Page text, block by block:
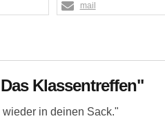
mail
Klassentreffen"
in deinen Sack."